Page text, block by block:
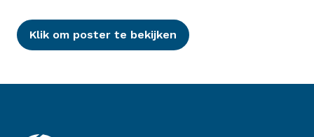
Klik om poster te bekijken